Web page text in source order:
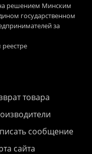
решением Минским
государственном
за
реестре
товара
сообщение
сайта